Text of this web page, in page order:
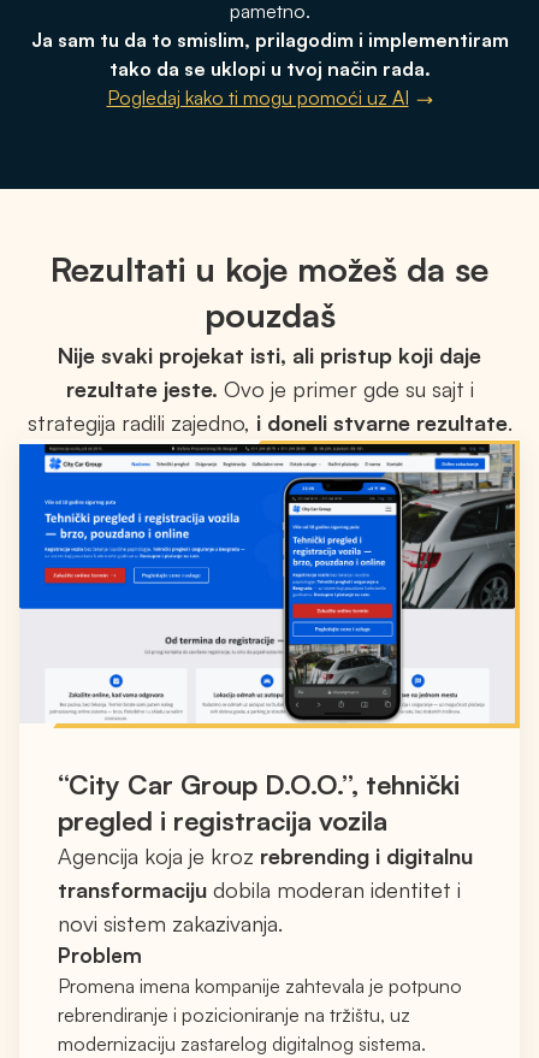
pametno.
Ja sam tu da to smislim, prilagodim i implementiram
tako da se uklopi u tvoj način rada.
Pogledaj kako ti mogu pomoći uz AI
Rezultati u koje možeš da se
pouzdaš
Nije svaki projekat isti, ali pristup koji daje
rezultate jeste. Ovo je primer gde su sajt i
strategija radili zajedno, i doneli stvarne rezultate.
“City Car Group D.O.O.”, tehnički
pregled i registracija vozila
Agencija koja je kroz rebrending i digitalnu
transformaciju dobila moderan identitet i
novi sistem zakazivanja.
Problem
Promena imena kompanije zahtevala je potpuno
rebrendiranje i pozicioniranje na tržištu, uz
modernizaciju zastarelog digitalnog sistema.